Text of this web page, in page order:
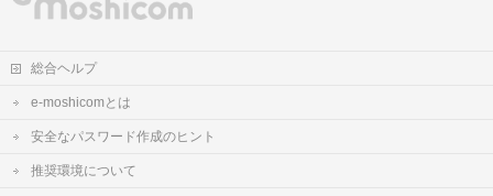
総合ヘルプ
e-moshicomとは
安全なパスワード作成のヒント
推奨環境について